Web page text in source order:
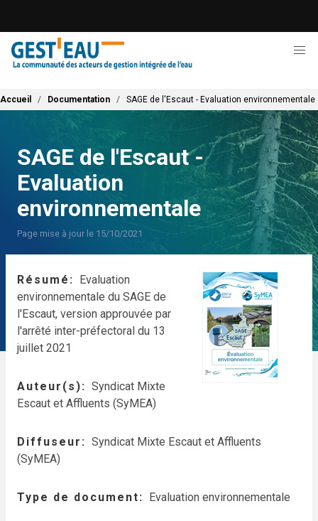
contenu
principal
Fil d'Ariane
Accueil Documentation SAGE de l'Escaut - Evaluation environnementale
SAGE de l'Escaut -
Evaluation
environnementale
Page mise à jour le 15/10/2021
Résumé
Evaluation
environnementale du SAGE de
l'Escaut, version approuvée par
l'arrêté inter-préfectoral du 13
juillet 2021
Auteur(s)
Syndicat Mixte
Escaut et Affluents (SyMEA)
Diffuseur
Syndicat Mixte Escaut et Affluents
(SyMEA)
Type de document Evaluation environnementale